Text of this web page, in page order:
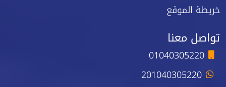
خريطة الموقع
تواصل معنا
01040305220
201040305220